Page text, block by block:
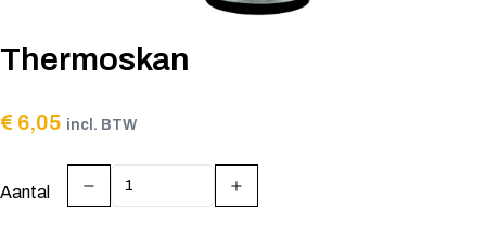
Thermoskan
€ 6,05 incl. BTW
Aantal